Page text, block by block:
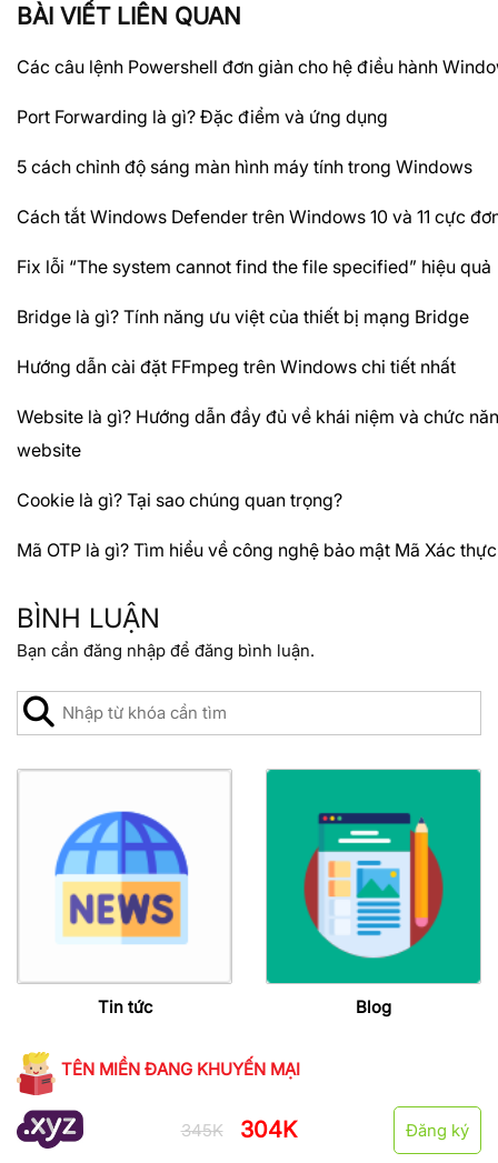
BÀI VIẾT LIÊN QUAN
Các câu lệnh Powershell đơn giản cho hệ điều hành
Port Forwarding là gì? Đặc điểm và ứng dụng
5 cách chỉnh độ sáng màn hình máy tính trong Windows
Cách tắt Windows Defender trên Windows 10 và 11 cực
Fix lỗi “The system cannot find the file specified” hiệu quả
Bridge là gì? Tính năng ưu việt của thiết bị mạng Bridge
Hướng dẫn cài đặt FFmpeg trên Windows chi tiết nhất
Website là gì? Hướng dẫn đầy đủ về khái niệm và chức
website
Cookie là gì? Tại sao chúng quan trọng?
Mã OTP là gì? Tìm hiểu về công nghệ bảo mật Mã Xác
BÌNH LUẬN
Bạn cần đăng nhập để đăng bình luận.
Tin tức Blog
TÊN MIỀN ĐANG KHUYẾN MẠI
345K 304K Đăng ký